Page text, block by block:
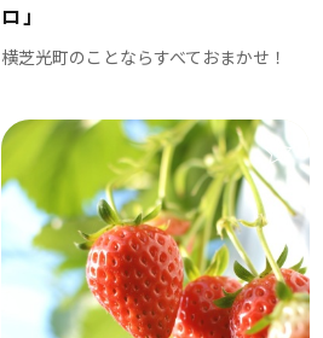
ロ」
横芝光町のことならすべておまかせ！